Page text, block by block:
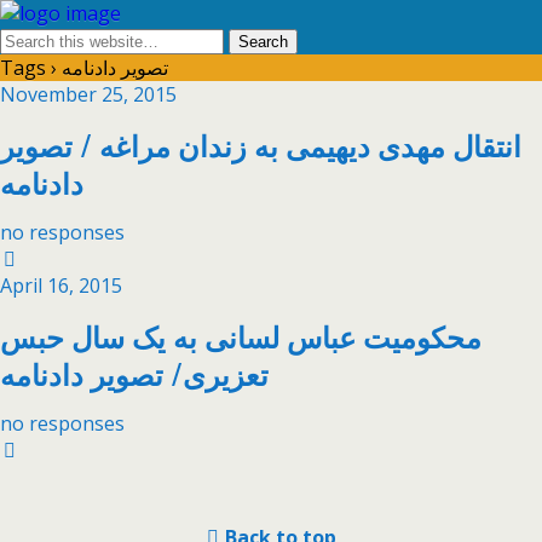
Tags › تصویر دادنامه
November 25, 2015
انتقال مهدی دیهیمی به زندان مراغه / تصویر
دادنامه
no responses
April 16, 2015
محکومیت عباس لسانى به یک سال حبس
تعزیرى/ تصویر دادنامه
no responses